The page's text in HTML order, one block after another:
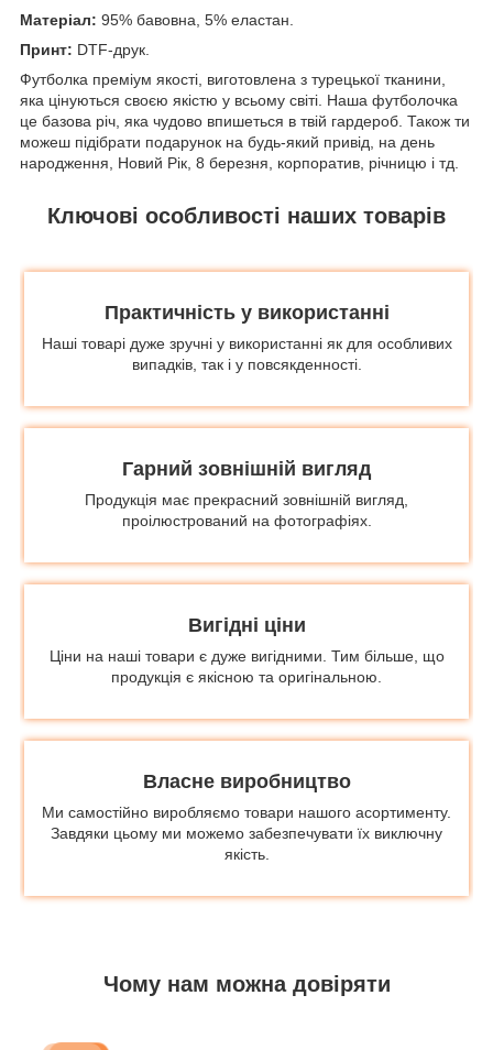
Матеріал: 95% бавовна, 5% еластан.
Принт: DTF-друк.
Футболка преміум якості, виготовлена з турецької тканини,
яка цінуються своєю якістю у всьому світі. Наша футболочка
це базова річ, яка чудово впишеться в твій гардероб. Також ти
можеш підібрати подарунок на будь-який привід, на день
народження, Новий Рік, 8 березня, корпоратив, річницю і тд.
Ключові особливості наших товарів
Практичність у використанні
Наші товарі дуже зручні у використанні як для особливих
випадків, так і у повсякденності.
Гарний зовнішній вигляд
Продукція має прекрасний зовнішній вигляд,
проілюстрований на фотографіях.
Вигідні ціни
Ціни на наші товари є дуже вигідними. Тим більше, що
продукція є якісною та оригінальною.
Власне виробництво
Ми самостійно виробляємо товари нашого асортименту.
Завдяки цьому ми можемо забезпечувати їх виключну
якість.
Чому нам можна довіряти